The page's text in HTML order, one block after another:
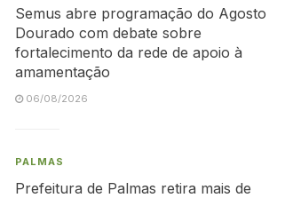
Semus abre programação do Agosto
Dourado com debate sobre
fortalecimento da rede de apoio à
amamentação
06/08/2026
PALMAS
Prefeitura de Palmas retira mais de